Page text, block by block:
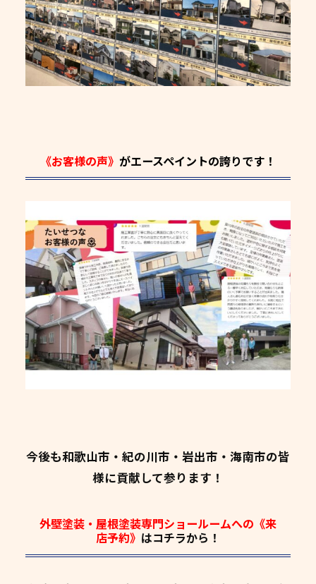
《お客様の声》 がエースペイントの誇りです！
今後も和歌山市・紀の川市・岩出市・海南市の皆
様に貢献して参ります！
外壁塗装・屋根塗装専門ショールームへの《来
店予約》 はコチラから！